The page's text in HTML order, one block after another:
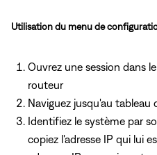
Utilisation du menu de
Ouvrez une session dans
routeur
Naviguez jusqu'au tableau
Identifiez le système par
copiez l'adresse IP qui lui